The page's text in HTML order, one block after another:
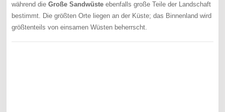
während dieGroße Sandwüste ebenfalls große Teile der Landschaft
bestimmt. Die größten Orte liegen an der Küste; das Binnenland wird
größtenteils von einsamen Wüsten beherrscht.